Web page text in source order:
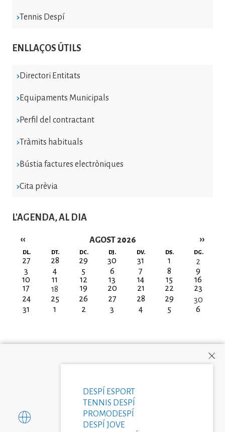
Tennis Despí
ENLLAÇOS ÚTILS
Directori Entitats
Equipaments Municipals
Perfil del contractant
Tràmits habituals
Bústia factures electròniques
Cita prèvia
L'AGENDA, AL DIA
AGOST 2026
Paginació
‹‹ ››
DL. DT. DC. DJ. DV. DS. DG.
27 28 29 30 31 1
2
3
4 5 6 7 8
9
10
11 12 13 14 15
16
17
18 19 20 21 22
23
24
25 26 27 28 29
30
31
1 2 3 4 5 6
DESPÍ ESPORT
TENNIS DESPÍ
PROMODESPÍ
DESPÍ JOVE